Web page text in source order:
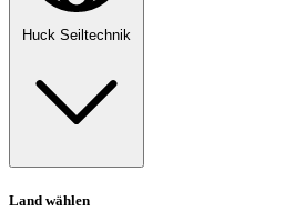
Huck Seiltechnik
Land wählen